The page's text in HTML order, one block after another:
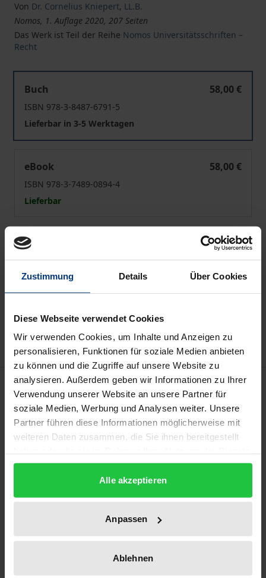
Zustimmung Details Über Cookies
Diese Webseite verwendet Cookies
Wir verwenden Cookies, um Inhalte und Anzeigen zu
personalisieren, Funktionen für soziale Medien anbieten
zu können und die Zugriffe auf unsere Website zu
analysieren. Außerdem geben wir Informationen zu Ihrer
Verwendung unserer Website an unsere Partner für
soziale Medien, Werbung und Analysen weiter. Unsere
Partner führen diese Informationen möglicherweise mit
weiteren Daten zusammen, die Sie ihnen bereitgestellt
gesammelt haben.
Alle akzeptieren
Anpassen
Ablehnen
Von Dr. Cornelius Kniepert, LL.B.
Nomos, 1. Auflage 2020, 207 Seiten
Das Werk ist Teil der Reihe Nomos Universitätsschriften –
Recht
Buch
58,00 €
ISBN 978-3-8487-6791-5
Lieferbar in 3-5 Werktagen
eBook
58,00 €
ISBN 978-3-7489-0894-4
Lieferbar
Preisangaben inkl. MwSt. Abhängig von der Lieferadresse
kann die MwSt. an der Kasse variieren.
Hinweise zu Versandkosten
Beschreibung
Der einfache Befunderhebungsfehler ist einer der
praktisch wichtigsten Fälle der Beweislastumkehr im
begriffliche Abgrenzung der ärztlichen
Behandlungsabschnitte und dazugehörigen
Behandlungsfehler erarbeitet. Auf dieser Grundlage
wird die Rechtsprechung zum einfachen
Befunderhebungsfehler dargestellt und auf die